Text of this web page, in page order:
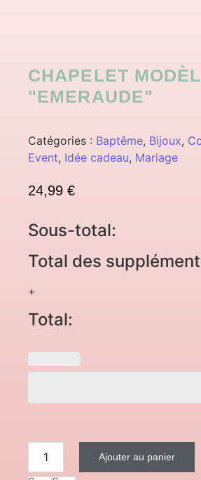
CHAPELET
"EMERAUDE"
Catégories : Baptême, Bijoux,
Event, Idée cadeau, Mariage
24,99 €
Sous-total:
Total des
+
Total:
Ajouter au panier